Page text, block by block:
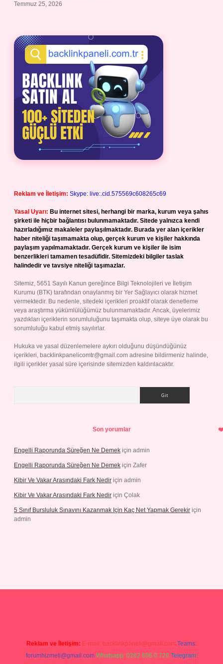
Temmuz 25, 2026
Reklam ve İletişim: Skype: live:.cid.575569c608265c69
Yasal Uyarı: Bu internet sitesi, herhangi bir marka, kurum veya şahıs
şirketi ile hiçbir bağlantısı bulunmamaktadır. Sitede yalnızca kendi
hazırladığımız makaleler paylaşılmaktadır. Burada yer alan içerikler
haber niteliği taşımamakta olup, gerçek kurum ve kişiler hakkında
paylaşım yapılmamaktadır. Gerçek kurum ve kişiler ile isim
benzerlikleri tamamen tesadüfidir. Sitemizdeki bilgiler taslak
halindedir ve tavsiye niteliği taşımazlar.
Sitemiz, 5651 Sayılı Kanun gereğince Bilgi Teknolojileri ve İletişim
Kurumu (BTK) tarafından onaylanmış bir Yer Sağlayıcı olarak hizmet
vermektedir. Bu nedenle, sitedeki içerikleri proaktif olarak denetleme
veya araştırma yükümlülüğümüz bulunmamaktadır. Ancak, üyelerimiz
yazdıkları içeriklerin sorumluluğunu taşımakta olup, siteye üye olarak bu
sorumluluğu kabul etmiş sayılırlar.
Hukuka ve yasal düzenlemelere aykırı olduğunu düşündüğünüz
içerikleri, backlinkpanelicomtr@gmail.com adresine bildirmeniz halinde,
ilgili içerikler yasal süre içerisinde sitemizden kaldırılacaktır.
Son yorumlar
Engelli Raporunda Süreğen Ne Demek için admin
Engelli Raporunda Süreğen Ne Demek için Zafer
Kibir Ve Vakar Arasındaki Fark Nedir için admin
Kibir Ve Vakar Arasındaki Fark Nedir için Çolak
5 Sınıf Bursluluk Sınavını Kazanmak Için Kaç Net Yapmak Gerekir için
admin
Reklam ve İletişim: E-mail: backlinkpaneli@gmail.com Teams:
forumhizmeti@gmail.com Whatsapp: 0262 606 0 726 Telegram: